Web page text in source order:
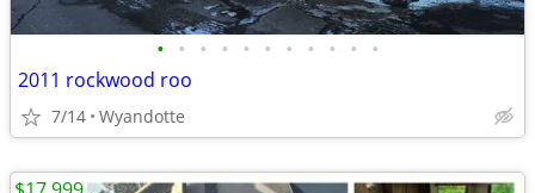
• • • • • • • • • • •
2011 rockwood roo
7/14 Wyandotte